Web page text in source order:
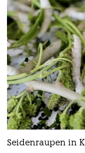
Seidenraupen in